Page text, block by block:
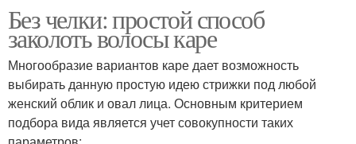
Без челки: простой способ
заколоть волосы каре
Многообразие вариантов каре дает возможность
выбирать данную простую идею стрижки под любой
женский облик и овал лица. Основным критерием
подбора вида является учет совокупности таких